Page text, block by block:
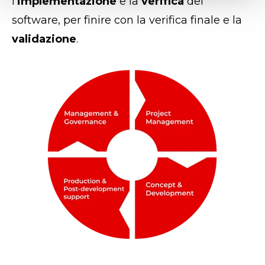
software, per finire con la verifica finale e la
validazione.